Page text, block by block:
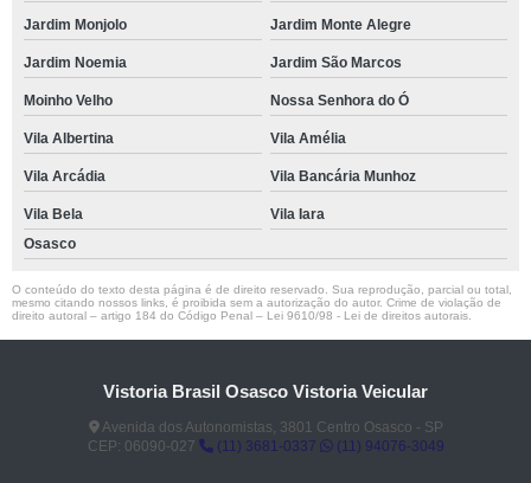
Jardim Monjolo Jardim Monte Alegre
Jardim Noemia Jardim São Marcos
Moinho Velho Nossa Senhora do Ó
Vila Albertina Vila Amélia
Vila Arcádia Vila Bancária Munhoz
Vila Bela
Vila Iara
Osasco
O conteúdo do texto desta página é de direito reservado. Sua reprodução, parcial ou total,
mesmo citando nossos links, é proibida sem a autorização do autor. Crime de violação de
direito autoral – artigo 184 do Código Penal – Lei 9610/98 - Lei de direitos autorais
Vistoria Brasil Osasco Vistoria Veicular
Avenida dos Autonomistas, 3801 Centro Osasco - SP
CEP: 06090-027
(11) 3681-0337 (11) 94076-3049